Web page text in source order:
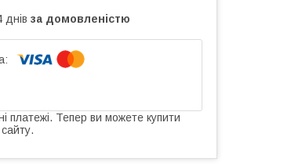
днів за домовленістю
платежі. Тепер ви можете купити